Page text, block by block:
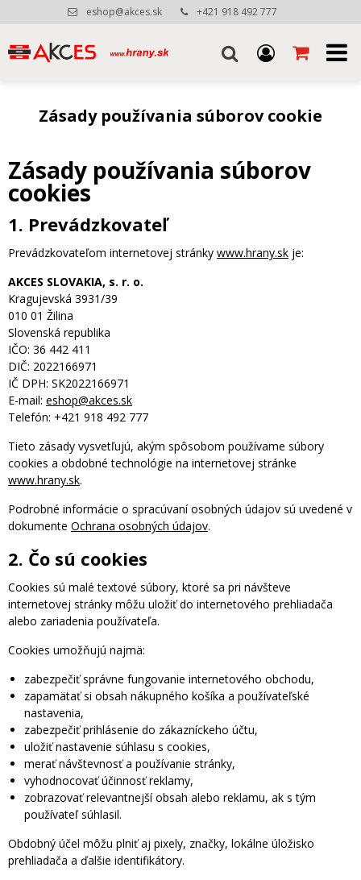
eshop@akces.sk +421 918 492 777
Zásady používania súborov cookie
Zásady používania súborov
cookies
1. Prevádzkovateľ
Prevádzkovateľom internetovej stránky www.hrany.sk je:
AKCES SLOVAKIA, s. r. o.
Kragujevská 3931/39
010 01 Žilina
Slovenská republika
IČO: 36 442 411
DIČ: 2022166971
IČ DPH: SK2022166971
E-mail: eshop@akces.sk
Telefón: +421 918 492 777
Tieto zásady vysvetľujú, akým spôsobom používame súbory
cookies a obdobné technológie na internetovej stránke
www.hrany.sk.
Podrobné informácie o spracúvaní osobných údajov sú uvedené v
dokumente Ochrana osobných údajov.
2. Čo sú cookies
Cookies sú malé textové súbory, ktoré sa pri návšteve
internetovej stránky môžu uložiť do internetového prehliadača
alebo zariadenia používateľa.
Cookies umožňujú najmä:
zabezpečiť správne fungovanie internetového obchodu,
zapamätať si obsah nákupného košíka a používateľské
nastavenia,
zabezpečiť prihlásenie do zákazníckeho účtu,
uložiť nastavenie súhlasu s cookies,
merať návštevnosť a používanie stránky,
vyhodnocovať účinnosť reklamy,
zobrazovať relevantnejší obsah alebo reklamu, ak s tým
používateľ súhlasil.
Obdobný účel môžu plniť aj pixely, značky, lokálne úložisko
prehliadača a ďalšie identifikátory.